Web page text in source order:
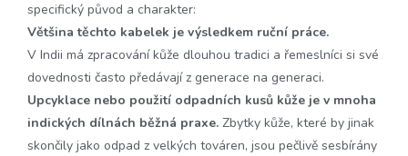
specifický původ a charakter:
Většina těchto kabelek je výsledkem ruční práce.
V Indii má zpracování kůže dlouhou tradici a řemeslníci si své
dovednosti často předávají z generace na generaci. ​
Upcyklace nebo použití odpadních kusů kůže je v mnoha
indických dílnách běžná praxe. Zbytky kůže, které by jinak
skončily jako odpad z velkých továren, jsou pečlivě sesbírány